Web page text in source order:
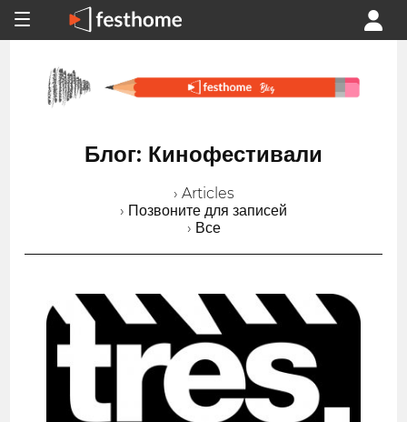
Блог: Кинофестивали
› Articles
› Позвоните для записей
› Все